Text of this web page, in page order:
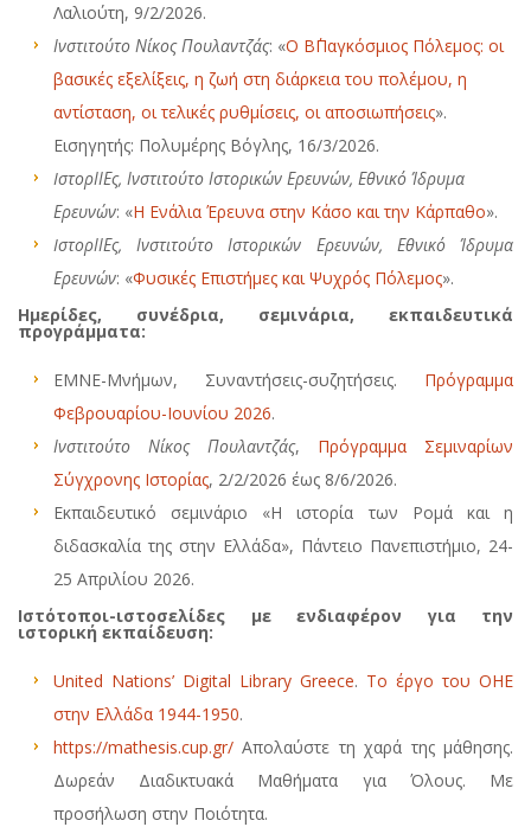
Λαλιούτη, 9/2/2026.
Ινστιτούτο Νίκος Πουλαντζάς: «Ο Β΄Παγκόσμιος Πόλεμος: οι
βασικές εξελίξεις, η ζωή στη διάρκεια του πολέμου, η
αντίσταση, οι τελικές ρυθμίσεις, οι αποσιωπήσεις».
Εισηγητής: Πολυμέρης Βόγλης, 16/3/2026.
IστορΙΙΕς, Ινστιτούτο Ιστορικών Ερευνών, Εθνικό Ίδρυμα
Ερευνών: «Η Ενάλια Έρευνα στην Κάσο και την Κάρπαθο».
IστορΙΙΕς, Ινστιτούτο Ιστορικών Ερευνών, Εθνικό Ίδρυμα
Ερευνών: «Φυσικές Επιστήμες και Ψυχρός Πόλεμος».
Ημερίδες, συνέδρια, σεμινάρια, εκπαιδευτικά
προγράμματα:
ΕΜΝΕ-Μνήμων, Συναντήσεις-συζητήσεις. Πρόγραμμα
Φεβρουαρίου-Ιουνίου 2026.
Ινστιτούτο Νίκος Πουλαντζάς, Πρόγραμμα Σεμιναρίων
Σύγχρονης Ιστορίας, 2/2/2026 έως 8/6/2026.
Εκπαιδευτικό σεμινάριο «Η ιστορία των Ρομά και η
διδασκαλία της στην Ελλάδα», Πάντειο Πανεπιστήμιο, 24-
25 Απριλίου 2026.
Ιστότοποι-ιστοσελίδες με ενδιαφέρον για την
ιστορική εκπαίδευση:
United Nations’ Digital Library Greece. Το έργο του ΟΗΕ
στην Ελλάδα 1944-1950.
https://mathesis.cup.gr/ Απολαύστε τη χαρά της μάθησης.
Δωρεάν Διαδικτυακά Μαθήματα για Όλους. Με
προσήλωση στην Ποιότητα.